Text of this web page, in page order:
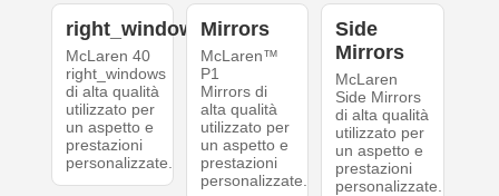
right_windows
McLaren 40
right_windows
di alta qualità
utilizzato per
un aspetto e
prestazioni
personalizzate.
Mirrors
McLaren™
P1
Mirrors di
alta qualità
utilizzato per
un aspetto e
prestazioni
personalizzate.
Side
Mirrors
McLaren
Side Mirrors
di alta qualità
utilizzato per
un aspetto e
prestazioni
personalizzate.